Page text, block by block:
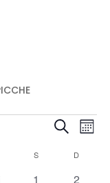
Eventi
CercaMese
S D
0
1
0
2